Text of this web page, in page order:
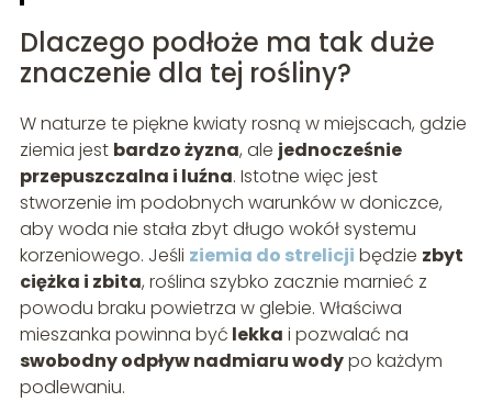
Dlaczego podłoże ma tak duże
znaczenie dla tej rośliny?
W naturze te piękne kwiaty rosną w miejscach, gdzie
ziemia jest bardzo żyzna, ale jednocześnie
przepuszczalna i luźna. Istotne więc jest
stworzenie im podobnych warunków w doniczce,
aby woda nie stała zbyt długo wokół systemu
korzeniowego. Jeśli ziemia do strelicji będzie zbyt
ciężka i zbita, roślina szybko zacznie marnieć z
powodu braku powietrza w glebie. Właściwa
mieszanka powinna być lekka i pozwalać na
swobodny odpływ nadmiaru wodypo każdym
podlewaniu.